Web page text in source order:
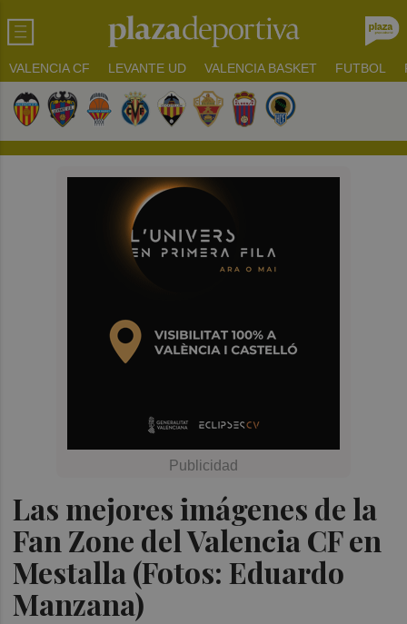
VALENCIA CF LEVANTE UD VALENCIA BASKET FUTBOL
Las mejores imágenes de la
Fan Zone del Valencia CF en
Mestalla (Fotos: Eduardo
Manzana)